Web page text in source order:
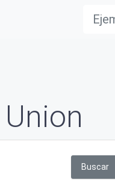
Buscar